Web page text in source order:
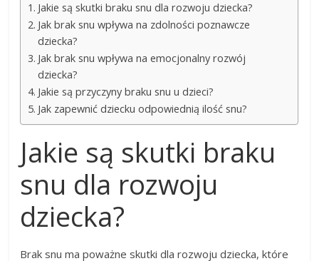
Jakie są skutki braku snu dla rozwoju dziecka?
Jak brak snu wpływa na zdolności poznawcze
dziecka?
Jak brak snu wpływa na emocjonalny rozwój
dziecka?
Jakie są przyczyny braku snu u dzieci?
Jak zapewnić dziecku odpowiednią ilość snu?
Jakie są skutki braku
snu dla rozwoju
dziecka?
Brak snu ma poważne skutki dla rozwoju dziecka, które